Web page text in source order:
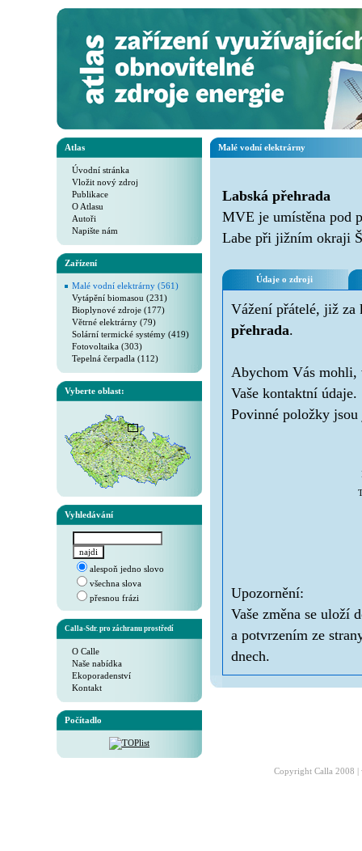
Atlas
Úvodní stránka
Vložit nový zdroj
Publikace
O Atlasu
Autoři
Napište nám
Zařízení
Malé vodní elektrárny (561)
Vytápění biomasou (231)
Bioplynové zdroje (177)
Větrné elektrárny (79)
Solární termické systémy (419)
Fotovoltaika (303)
Tepelná čerpadla (112)
Vyberte oblast:
Vyhledávání
alespoň jedno slovo
všechna slova
přesnou frázi
Calla-Sdr. pro záchranu prostředí
O Calle
Naše nabídka
Ekoporadenství
Kontakt
Počítadlo
Malé vodní elektrárny
Labská přehrada
MVE je umístěna pod
Labe při jižním okraji
Údaje o zdroji
Vážení přátelé, již
přehrada.
Abychom Vás mohli,
Vaše kontaktní údaje.
Povinné položky
Upozornění:
Vaše změna se uloží
a potvrzením ze
dnech.
Copyright Calla 2008 |